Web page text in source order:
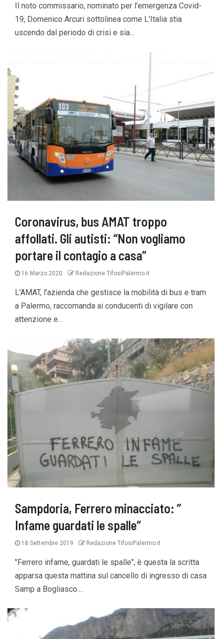
Il noto commissario, nominato per l'emergenza Covid-
19, Domenico Arcuri sottolinea come L'Italia stia
uscendo dal periodo di crisi e sia...
Coronavirus, bus AMAT troppo
affollati. Gli autisti: “Non vogliamo
portare il contagio a casa”
16 Marzo 2020 Redazione TifosiPalermo.it
L'AMAT, l'azienda che gestisce la mobilità di bus e tram
a Palermo, raccomanda ai conducenti di vigilare con
attenzione e...
Sampdoria, Ferrero minacciato: ”
Infame guardati le spalle”
18 Settembre 2019 Redazione TifosiPalermo.it
"Ferrero infame, guardati le spalle", è questa la scritta
apparsa questa mattina sul cancello di ingresso di casa
Samp a Bogliasco....